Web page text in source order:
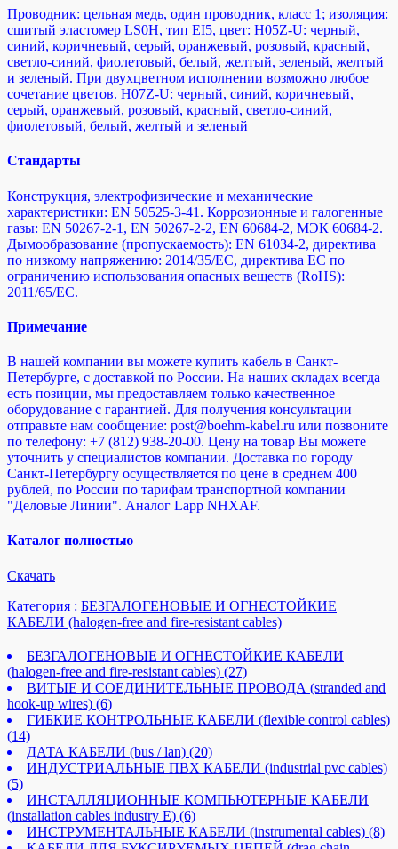
Проводник: цельная медь, один проводник, класс 1; изоляция:
сшитый эластомер LS0H, тип EI5, цвет: H05Z-U: черный,
синий, коричневый, серый, оранжевый, розовый, красный,
светло-синий, фиолетовый, белый, желтый, зеленый, желтый
и зеленый. При двухцветном исполнении возможно любое
сочетание цветов. H07Z-U: черный, синий, коричневый,
серый, оранжевый, розовый, красный, светло-синий,
фиолетовый, белый, желтый и зеленый
Стандарты
Конструкция, электрофизические и механические
характеристики: EN 50525-3-41. Коррозионные и галогенные
газы: EN 50267-2-1, EN 50267-2-2, EN 60684-2, МЭК 60684-2.
Дымообразование (пропускаемость): EN 61034-2, директива
по низкому напряжению: 2014/35/EC, директива ЕС по
ограничению использования опасных веществ (RoHS):
2011/65/EC.
Примечание
В нашей компании вы можете купить кабель в Санкт-
Петербурге, с доставкой по России. На наших складах всегда
есть позиции, мы предоставляем только качественное
оборудование с гарантией. Для получения консультации
отправьте нам сообщение: post@boehm-kabel.ru или позвоните
по телефону: +7 (812) 938-20-00. Цену на товар Вы можете
уточнить у специалистов компании. Доставка по городу
Санкт-Петербургу осуществляется по цене в среднем 400
рублей, по России по тарифам транспортной компании
"Деловые Линии". Аналог Lapp NHXAF.
Каталог полностью
Cкачать
Категория : БЕЗГАЛОГЕНОВЫЕ И ОГНЕСТОЙКИЕ
КАБЕЛИ (halogen-free and fire-resistant cables)
БЕЗГАЛОГЕНОВЫЕ И ОГНЕСТОЙКИЕ КАБЕЛИ
(halogen-free and fire-resistant cables) (27)
ВИТЫЕ И СОЕДИНИТЕЛЬНЫЕ ПРОВОДА (stranded and
hook-up wires) (6)
ГИБКИЕ КОНТРОЛЬНЫЕ КАБЕЛИ (flexible control cables)
(14)
ДАТА КАБЕЛИ (bus / lan) (20)
ИНДУСТРИАЛЬНЫЕ ПВХ КАБЕЛИ (industrial pvc cables)
(5)
ИНСТАЛЛЯЦИОННЫЕ КОМПЬЮТЕРНЫЕ КАБЕЛИ
(installation cables industry E) (6)
ИНСТРУМЕНТАЛЬНЫЕ КАБЕЛИ (instrumental cables) (8)